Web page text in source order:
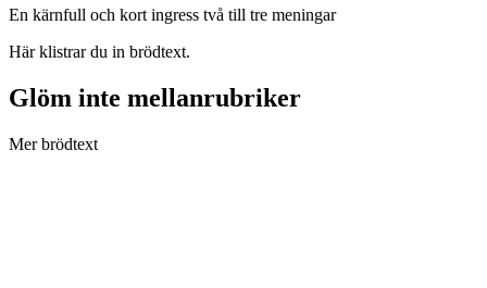
En kärnfull och kort ingress två till tre meningar
Här klistrar du in brödtext.
Glöm inte mellanrubriker
Mer brödtext